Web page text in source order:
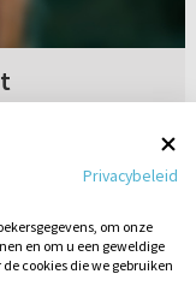
naar
bezig met
14-07-2020
Privacybeleid
om onze
en om u een geweldige
cookies die we gebruiken